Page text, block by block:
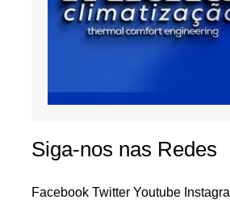
Siga-nos nas Redes
Facebook Twitter Youtube